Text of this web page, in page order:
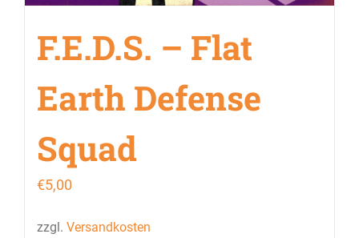
F.E.D.S. – Flat
Earth Defense
Squad
€5,00
zzgl. Versandkosten